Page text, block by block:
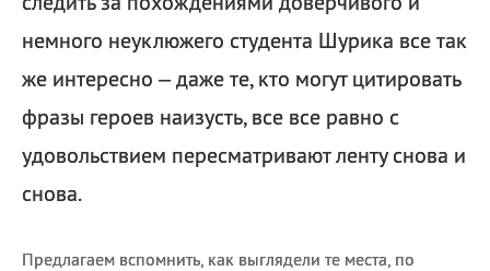
немного неуклюжего студента Шурика все так
же интересно – даже те, кто могут цитировать
фразы героев наизусть, все все равно с
удовольствием пересматривают ленту снова и
снова.
Предлагаем вспомнить, как выглядели те места, по